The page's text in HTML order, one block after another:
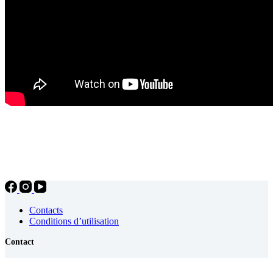
Contacts
Conditions d’utilisation
Contact